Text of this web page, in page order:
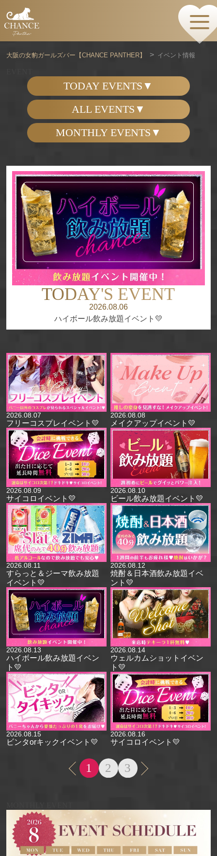
コンセプト
女の子情報
GALLERY
動画・ダイアリーフォト
MENU
メニュー・料金
EVENTS
イベント情報
店舗情報・よくある質問
VISITORS TO JAPAN
RECRUIT
採用情報
大阪の女豹ガールズバー【CHANCE PANTHER】 イベント情報
TODAY EVENTS
ALL EVENTS
MONTHLY EVENTS
TODAY'S EVENT
2026.08.06
ハイボール飲み放題イベント💛
2026.08.07
フリーコスプレイベント💛
2026.08.08
メイクアップイベント💛
2026.08.09
サイコロイベント💛
2026.08.10
ビール飲み放題イベント💛
2026.08.11
すらっと＆ジーマ飲み放題
イベント💛
2026.08.12
焼酎＆日本酒飲み放題イベ
ント💛
2026.08.13
ハイボール飲み放題イベン
ト💛
2026.08.14
ウェルカムショットイベン
ト💛
2026.08.15
ビンタorキックイベント💛
2026.08.16
サイコロイベント💛
1 2 3